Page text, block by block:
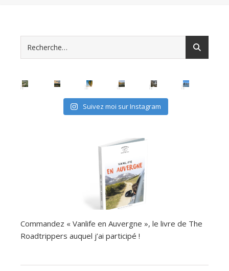
Suivez moi sur Instagram
Commandez « Vanlife en Auvergne », le livre de The
Roadtrippers auquel j’ai participé !